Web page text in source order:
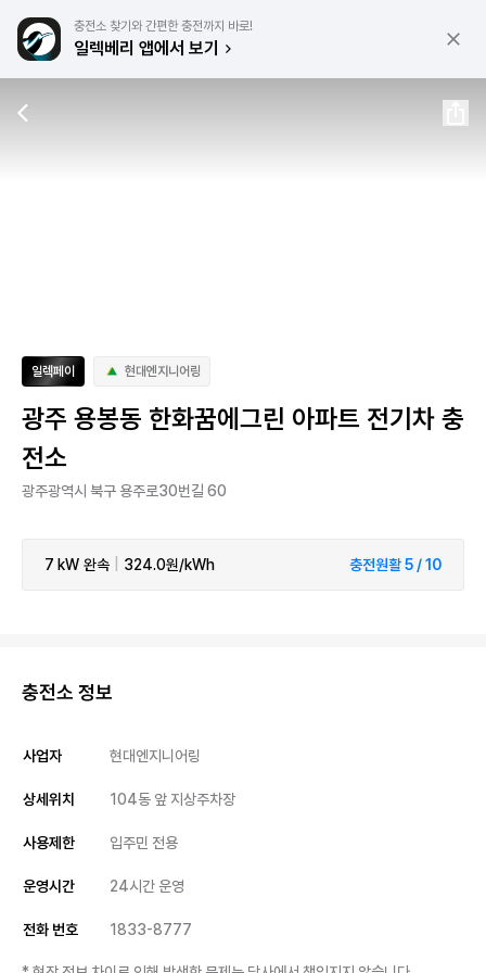
충전소 찾기와 간편한 충전까지 바로!
일렉베리 앱에서 보기
일렉페이 현대엔지니어링
광주 용봉동 한화꿈에그린 아파트 전기차 충
전소
광주광역시 북구 용주로30번길 60
7 kW 완속 324.0원/kWh 충전원활 5 / 10
충전소 정보
사업자 현대엔지니어링
상세위치 104동 앞 지상주차장
사용제한 입주민 전용
운영시간 24시간 운영
전화 번호 1833-8777